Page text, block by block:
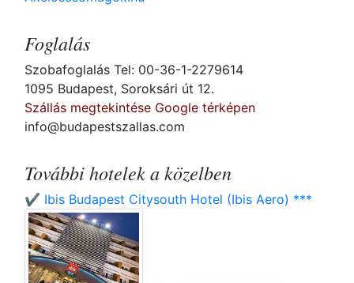
Foglalás
Szobafoglalás Tel: 00-36-1-2279614
1095 Budapest, Soroksári út 12.
Szállás megtekintése Google térképen
info@budapestszallas.com
További hotelek a közelben
✔️ Ibis Budapest Citysouth Hotel (Ibis Aero) ***